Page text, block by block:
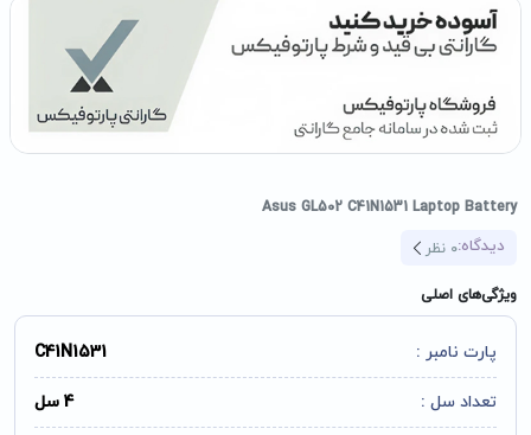
Asus GL502 C41N1531 Laptop Battery
دیدگاه:0 نظر
ویژگی‌های اصلی
پارت نامبر : C41N1531
تعداد سل : 4 سل